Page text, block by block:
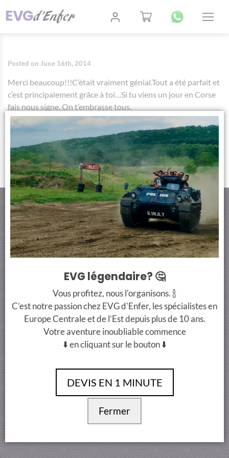
Posted on June 16th, 2014
Merci beaucoup!!!C’était vraiment génial.Tout a été parfait et
c’est principalement grâce à toi…Si tu viens un jour en Corse
fais nous signe. On t’embrasse tous.
AUTHOR:TITANILLA SZIKRAI
CONTACT
+33 7 66 38 90 00
info@evgdenferbudapest.com
Conditions Générales
PAIMENT SÉCURISÉ
EVG légendaire? 🤔
Vous profitez, nous l'organisons. 🍾
C’est notre passion chez EVG d'Enfer, les spécialistes en
Europe Centrale et de l’Est depuis plus de 10 ans.
Votre aventure inoubliable commence
⬇️ en cliquant sur le bouton ⬇️
DEVIS EN 1 MINUTE
Fermer